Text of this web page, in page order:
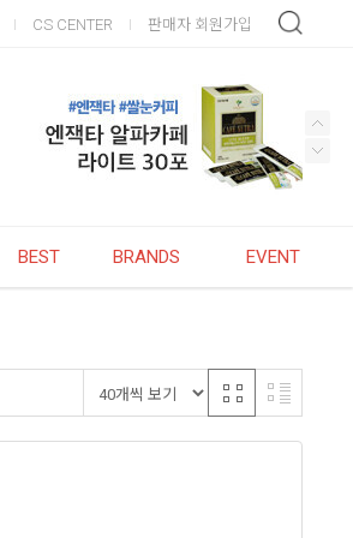
CS CENTER 판매자 회원가입
BEST BRANDS EVENT